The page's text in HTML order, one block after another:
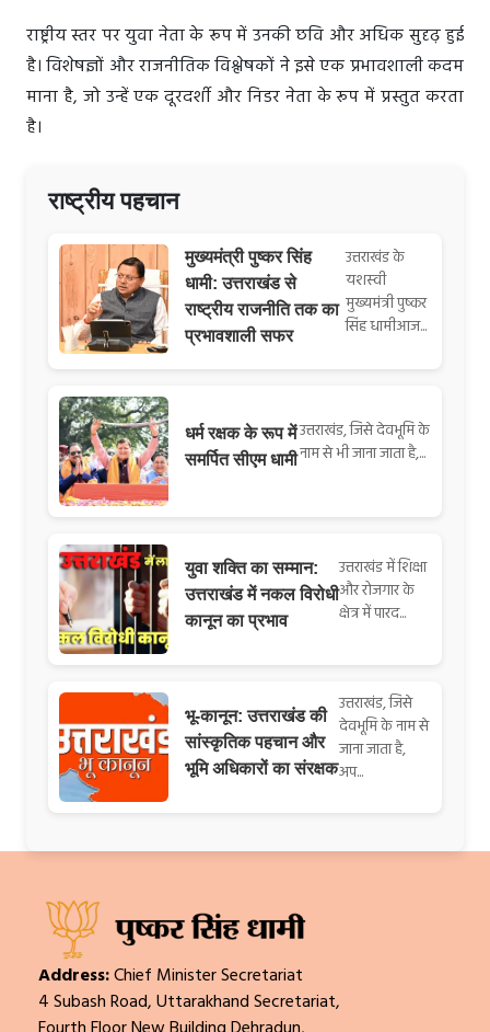
राष्ट्रीय स्तर पर युवा नेता के रूप में उनकी छवि और अधिक सुदृढ़ हुई
है। विशेषज्ञों और राजनीतिक विश्लेषकों ने इसे एक प्रभावशाली कदम
माना है, जो उन्हें एक दूरदर्शी और निडर नेता के रूप में प्रस्तुत करता
है।
राष्ट्रीय पहचान
मुख्यमंत्री पुष्कर सिंह
धामी: उत्तराखंड से
राष्ट्रीय राजनीति तक का
प्रभावशाली सफर
उत्तराखंड के
यशस्वी
मुख्यमंत्री पुष्कर
सिंह धामीआज...
धर्म रक्षक के रूप में
समर्पित सीएम धामी
उत्तराखंड, जिसे देवभूमि के
नाम से भी जाना जाता है,...
युवा शक्ति का सम्मान:
उत्तराखंड में नकल विरोधी
कानून का प्रभाव
उत्तराखंड में शिक्षा
और रोजगार के
क्षेत्र में पारद...
भू-कानून: उत्तराखंड की
सांस्कृतिक पहचान और
भूमि अधिकारों का संरक्षक
उत्तराखंड, जिसे
देवभूमि के नाम से
जाना जाता है,
अप...
Address:Chief Minister Secretariat
4 Subash Road, Uttarakhand Secretariat,